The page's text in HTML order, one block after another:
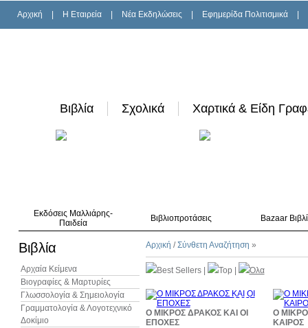
Αρχική H Εταιρεία Νέα Εκδηλώσεις Εφημερίδα Πολιτισμικά
Βιβλία Σχολικά Χαρτικά & Είδη
Εκδόσεις Μαλλιάρης-
Παιδεία
Βιβλιοπροτάσεις Bazaar
Βιβλία
Αρχαία Κείμενα
Βιογραφίες & Μαρτυρίες
Γλωσσολογία & Σημειολογία
Γραμματολογία & Λογοτεχνικό
Δοκίμιο
Αρχική /Σύνθετη Αναζήτηση »
Best Sellers| Top Όλα
10%
Ο ΜΙΚΡΟΣ ΔΡΑΚΟΣ ΚΑΙ ΟΙ
ΕΠΟΧΕΣ
Ο
ΚΑΙΡΟΣ